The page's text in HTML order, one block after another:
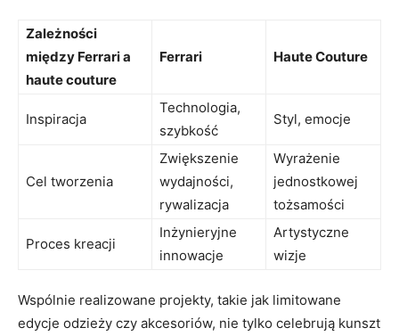
Zależności ​
między Ferrari a
haute‍ couture
Ferrari Haute ⁢Couture
Inspiracja
Technologia,
szybkość
Styl, emocje
Cel tworzenia
Zwiększenie
⁣wydajności,⁤
rywalizacja
Wyrażenie
jednostkowej
tożsamości
Proces kreacji
Inżynieryjne
innowacje
Artystyczne
wizje
Wspólnie realizowane‌ projekty, takie jak⁢ limitowane
edycje odzieży czy akcesoriów, nie tylko celebrują kunszt